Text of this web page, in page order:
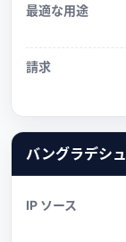
最適な用途
請求
バングラデシ
IP ソース